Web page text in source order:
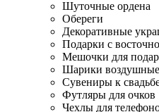
Шуточные ордена
Обереги
Декоративные
Подарки с
Мешочки для
Шарики воздушные
Сувениры к
Футляры для очков
Чехлы для